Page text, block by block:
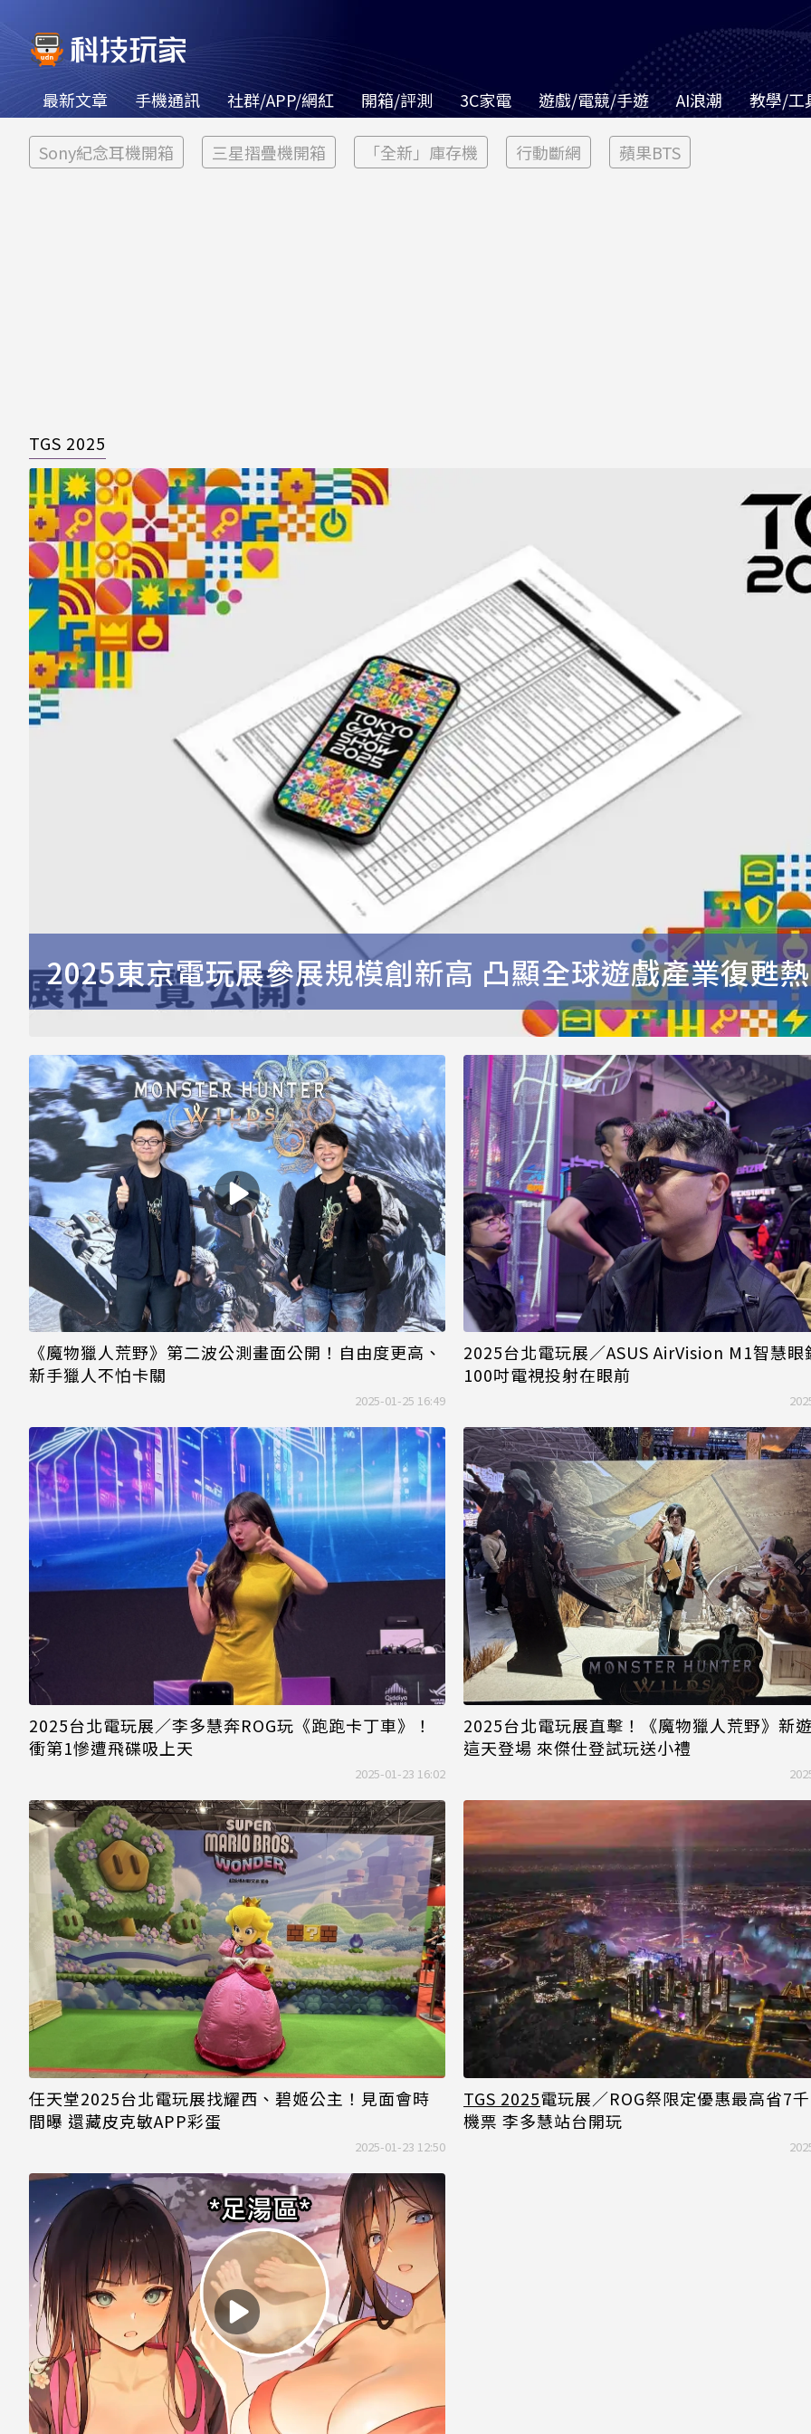
最新文章 手機通訊 社群/APP/網紅 開箱/評測 3C家電 遊戲/電競/手遊 AI浪潮 教學/工
Sony紀念耳機開箱 三星摺疊機開箱 「全新」庫存機 行動斷網 蘋果BTS
TGS 2025
2025東京電玩展參展規模創新高 凸顯全球遊戲產業復甦
《魔物獵人荒野》第二波公測畫面公開！自由度更高、
新手獵人不怕卡關
2025-01-25 16:49
2025台北電玩展／ASUS AirVision M1智慧眼
100吋電視投射在眼前
2025台北電玩展／李多慧奔ROG玩《跑跑卡丁車》！
衝第1慘遭飛碟吸上天
2025-01-23 16:02
2025台北電玩展直擊！《魔物獵人荒野》新
這天登場 來傑仕登試玩送小禮
任天堂2025台北電玩展找耀西、碧姬公主！見面會時
間曝 還藏皮克敏APP彩蛋
2025-01-23 12:50
TGS 2025電玩展／ROG祭限定優惠最高省7
機票 李多慧站台開玩